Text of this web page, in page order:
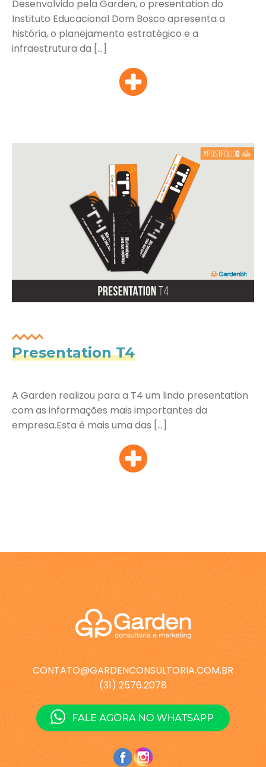
Desenvolvido pela Garden, o presentation do
Instituto Educacional Dom Bosco apresenta a
história, o planejamento estratégico e a
infraestrutura da […]
Presentation T4
A Garden realizou para a T4 um lindo presentation
com as informações mais importantes da
empresa.Esta é mais uma das […]
CONTATO@GARDENCONSULTORIA.COM.BR
(31) 2576.2078